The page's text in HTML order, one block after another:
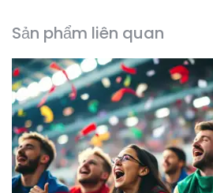
Sản phẩm liên quan